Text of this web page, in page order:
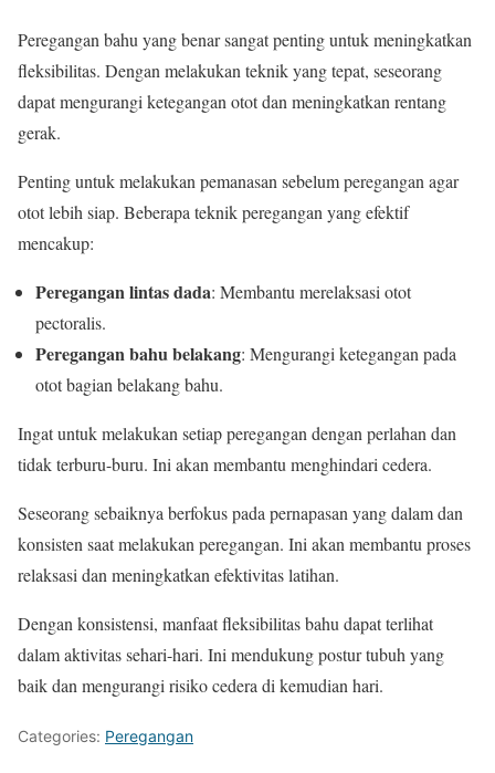
Peregangan bahu yang benar sangat penting untuk meningkatkan
fleksibilitas. Dengan melakukan teknik yang tepat, seseorang
dapat mengurangi ketegangan otot dan meningkatkan rentang
gerak.
Penting untuk melakukan pemanasan sebelum peregangan agar
otot lebih siap. Beberapa teknik peregangan yang efektif
mencakup:
Peregangan lintas dada: Membantu merelaksasi otot
pectoralis.
Peregangan bahu belakang: Mengurangi ketegangan pada
otot bagian belakang bahu.
Ingat untuk melakukan setiap peregangan dengan perlahan dan
tidak terburu-buru. Ini akan membantu menghindari cedera.
Seseorang sebaiknya berfokus pada pernapasan yang dalam dan
konsisten saat melakukan peregangan. Ini akan membantu proses
relaksasi dan meningkatkan efektivitas latihan.
Dengan konsistensi, manfaat fleksibilitas bahu dapat terlihat
dalam aktivitas sehari-hari. Ini mendukung postur tubuh yang
baik dan mengurangi risiko cedera di kemudian hari.
Categories: Peregangan